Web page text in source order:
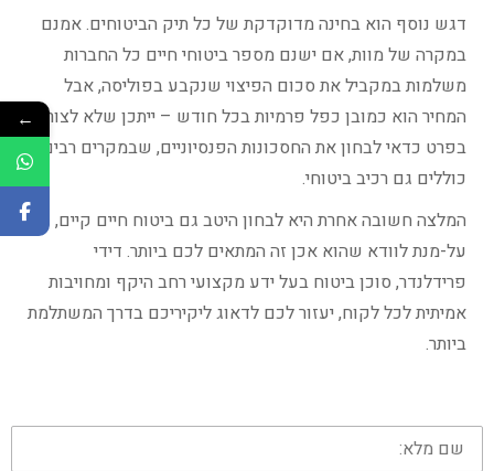
דגש נוסף הוא בחינה מדוקדקת של כל תיק הביטוחים. אמנם
במקרה של מוות, אם ישנם מספר ביטוחי חיים כל החברות
משלמות במקביל את סכום הפיצוי שנקבע בפוליסה, אבל
המחיר הוא כמובן כפל פרמיות בכל חודש – ייתכן שלא לצורך.
בפרט כדאי לבחון את החסכונות הפנסיוניים, שבמקרים רבים
כוללים גם רכיב ביטוחי.
המלצה חשובה אחרת היא לבחון היטב גם ביטוח חיים קיים,
על-מנת לוודא שהוא אכן זה המתאים לכם ביותר. דידי
פרידלנדר, סוכן ביטוח בעל ידע מקצועי רחב היקף ומחויבות
אמיתית לכל לקוח, יעזור לכם לדאוג ליקיריכם בדרך המשתלמת
ביותר.
שם
מלא:
←